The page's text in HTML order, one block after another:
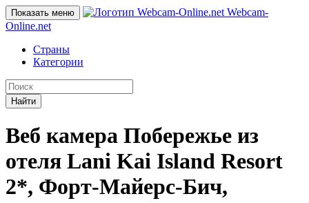
Показать меню
Webcam-
Online.net
Страны
Категории
Найти
Веб камера Побережье из
отеля Lani Kai Island Resort
2*, Форт-Майерс-Бич,